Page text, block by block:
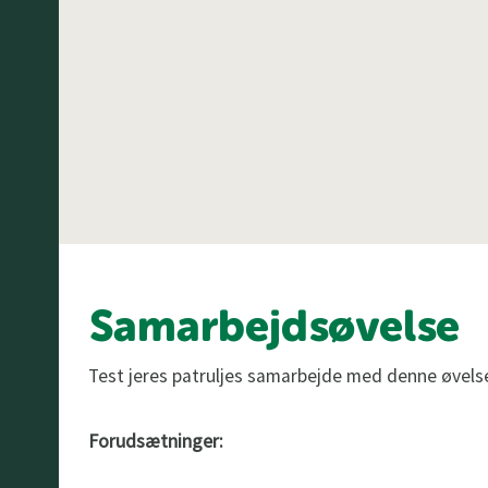
Samarbejdsøvelse
Test jeres patruljes samarbejde med denne
Forudsætninger: